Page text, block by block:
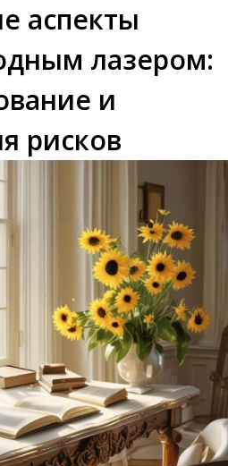
аспекты
лазером:
и
рисков